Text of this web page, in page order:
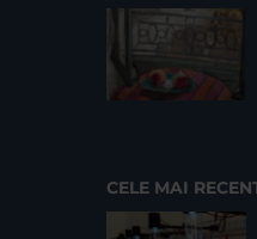
CELE MAI